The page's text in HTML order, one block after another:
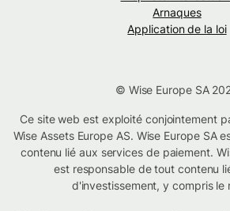
Arnaques
Application de la loi
© Wise Europe SA
Ce site web est exploité conjointement
Wise Assets Europe AS. Wise Europe SA
contenu lié aux services de paiement.
est responsable de tout contenu
d'investissement, y compris le